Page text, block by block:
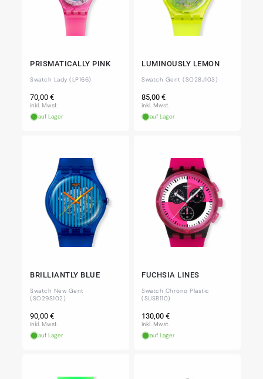
PRISMATICALLY PINK
Swatch Lady (LP166)
Normaler
Preis
70,00 €
inkl. Mwst.
auf Lager
LUMINOUSLY LEMON
Swatch Gent (SO28J103)
Normaler
Preis
85,00 €
inkl. Mwst.
auf Lager
BRILLIANTLY BLUE
Swatch New Gent
(SO29S102)
Normaler
Preis
90,00 €
inkl. Mwst.
auf Lager
FUCHSIA LINES
Swatch Chrono Plastic
(SUSB110)
Normaler
Preis
130,00 €
inkl. Mwst.
auf Lager